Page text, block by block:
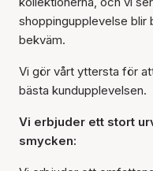
shoppingupplevelse blir
bekväm.
Vi gör vårt yttersta för
bästa kundupplevelsen.
Vi erbjuder ett stort
smycken: